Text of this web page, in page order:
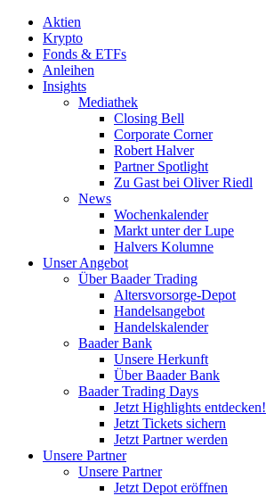
Aktien
Krypto
Fonds & ETFs
Anleihen
Insights
Mediathek
Closing Bell
Corporate Corner
Robert Halver
Partner Spotlight
Zu Gast bei Oliver Riedl
News
Wochenkalender
Markt unter der Lupe
Halvers Kolumne
Unser Angebot
Über Baader Trading
Altersvorsorge-Depot
Handelsangebot
Handelskalender
Baader Bank
Unsere Herkunft
Über Baader Bank
Baader Trading Days
Jetzt Highlights entdecken!
Jetzt Tickets sichern
Jetzt Partner werden
Unsere Partner
Unsere Partner
Jetzt Depot eröffnen